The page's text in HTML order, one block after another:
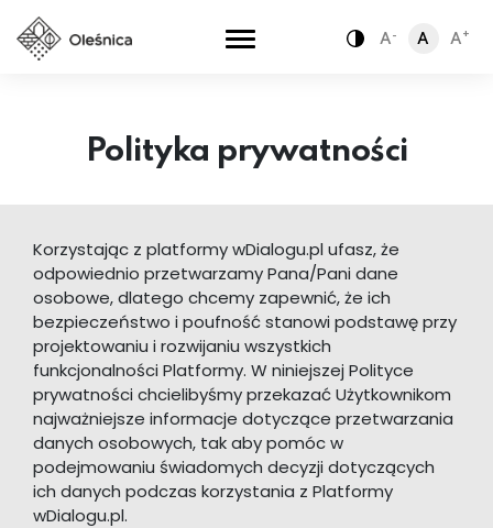
A - A A +
Polityka prywatności
Korzystając z platformy wDialogu.pl ufasz, że
odpowiednio przetwarzamy Pana/Pani dane
osobowe, dlatego chcemy zapewnić, że ich
bezpieczeństwo i poufność stanowi podstawę przy
projektowaniu i rozwijaniu wszystkich
funkcjonalności Platformy. W niniejszej Polityce
prywatności chcielibyśmy przekazać Użytkownikom
najważniejsze informacje dotyczące przetwarzania
danych osobowych, tak aby pomóc w
podejmowaniu świadomych decyzji dotyczących
ich danych podczas korzystania z Platformy
wDialogu.pl.